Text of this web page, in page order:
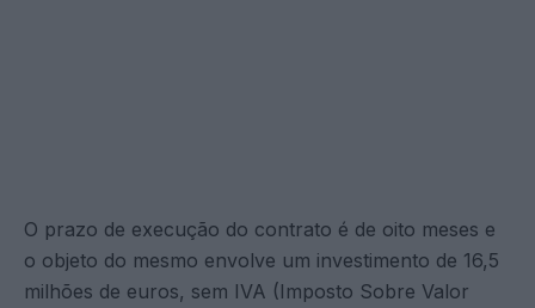
O prazo de execução do contrato é de oito meses e
o objeto do mesmo envolve um investimento de 16,5
milhões de euros, sem IVA (Imposto Sobre Valor